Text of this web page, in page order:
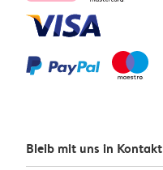
Bleib mit uns in Kontakt